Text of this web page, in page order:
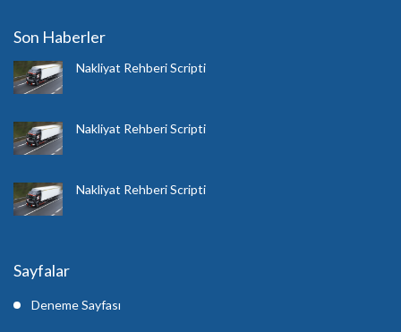
Son Haberler
Nakliyat Rehberi Scripti
Nakliyat Rehberi Scripti
Nakliyat Rehberi Scripti
Sayfalar
Deneme Sayfası